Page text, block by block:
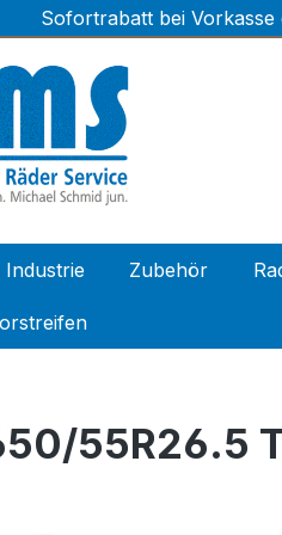
Sofortrabatt bei
Industrie Zubehör
55R26.5